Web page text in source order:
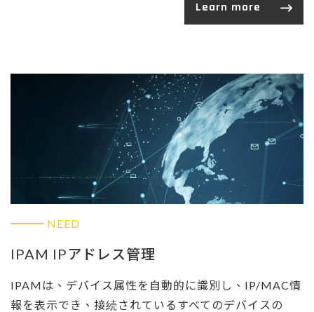
Learn more
NEED
IPAM IPアドレス管理
IPAMは、デバイス属性を自動的に識別し、IP/MAC情
報を表示でき、接続されているすべてのデバイスの